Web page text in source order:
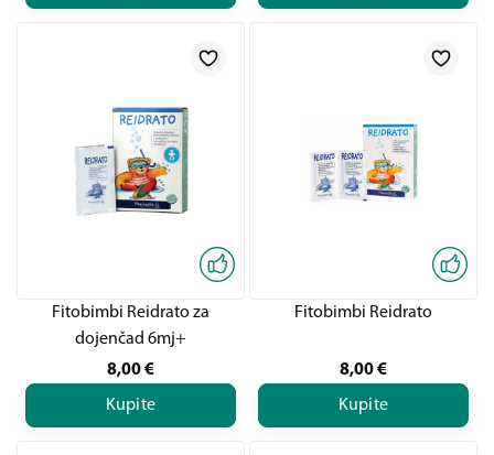
Fitobimbi Reidrato za
dojenčad 6mj+
8,00€
Kupite
Fitobimbi Reidrato
8,00€
Kupite